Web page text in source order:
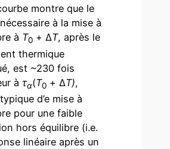
montre que le
à la mise à
à T0 + ΔT, après le
thermique
est ~230 fois
àτα(T0 + ΔT),
d’e mise à
pour une faible
hors équilibre (i.e.
linéaire après un